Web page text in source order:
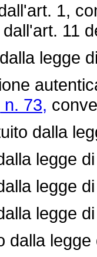
1,
11
legge
73,
dalla
legge
legge
legge
dalla